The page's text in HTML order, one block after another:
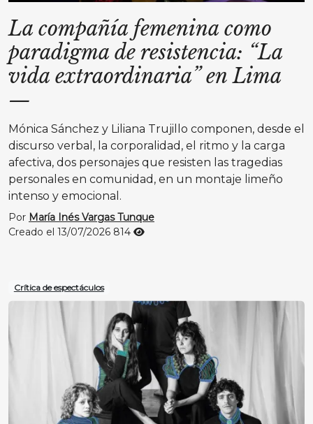
La compañía femenina como
paradigma de resistencia: “La
vida extraordinaria” en Lima
—
Mónica Sánchez y Liliana Trujillo componen, desde el
discurso verbal, la corporalidad, el ritmo y la carga
afectiva, dos personajes que resisten las tragedias
personales en comunidad, en un montaje limeño
intenso y emocional.
Por María Inés Vargas Tunque
Creado el 13/07/2026 814
Crítica de espectáculos